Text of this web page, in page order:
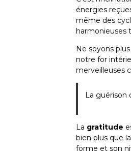
énergies
même des
harmonieuses
Ne soyons
notre for
merveilleuses
La guérison
La gratitude
bien plus que
forme et son